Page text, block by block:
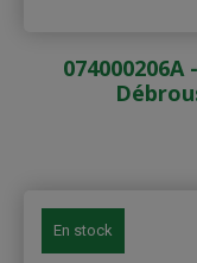
En stock